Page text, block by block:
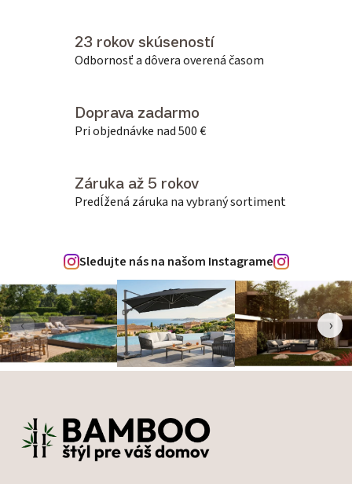
23 rokov skúseností
Odbornosť a dôvera overená časom
Doprava zadarmo
Pri objednávke nad 500 €
Záruka až 5 rokov
Predĺžená záruka na vybraný sortiment
Sledujte nás na našom Instagrame
‹ ›